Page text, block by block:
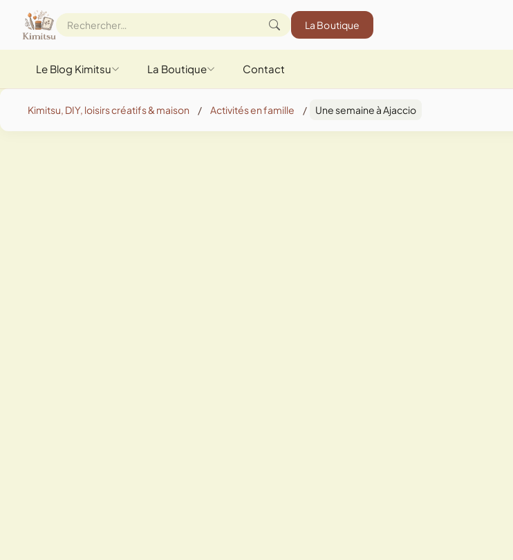
La Boutique
Le Blog Kimitsu La Boutique Contact
Kimitsu, DIY, loisirs créatifs & maison / Activités en famille / Une semaine à Ajaccio